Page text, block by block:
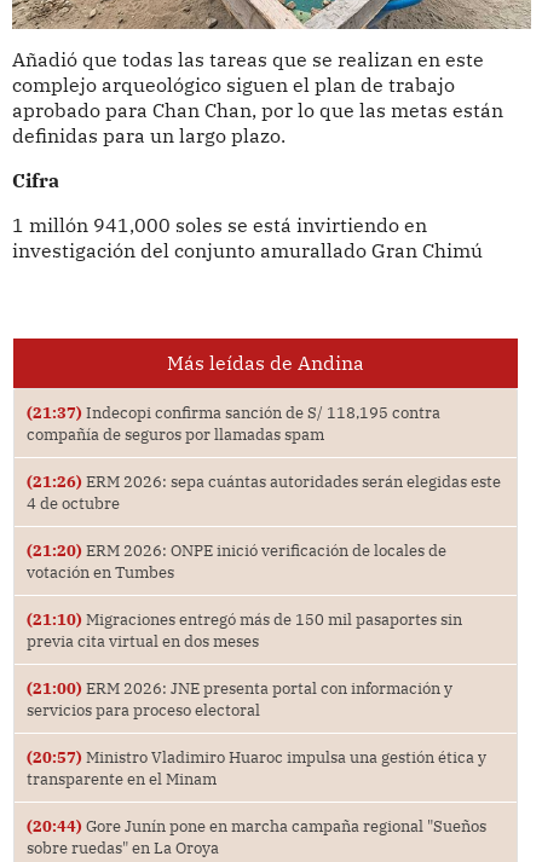
Añadió que todas las tareas que se realizan en este
complejo arqueológico siguen el plan de trabajo
aprobado para Chan Chan, por lo que las metas están
definidas para un largo plazo.
Cifra
1 millón 941,000 soles se está invirtiendo en
investigación del conjunto amurallado Gran Chimú
Más leídas de Andina
(21:37) Indecopi confirma sanción de S/ 118,195 contra
compañía de seguros por llamadas spam
(21:26) ERM 2026: sepa cuántas autoridades serán elegidas este
4 de octubre
(21:20) ERM 2026: ONPE inició verificación de locales de
votación en Tumbes
(21:10) Migraciones entregó más de 150 mil pasaportes sin
previa cita virtual en dos meses
(21:00) ERM 2026: JNE presenta portal con información y
servicios para proceso electoral
(20:57) Ministro Vladimiro Huaroc impulsa una gestión ética y
transparente en el Minam
(20:44) Gore Junín pone en marcha campaña regional "Sueños
sobre ruedas" en La Oroya